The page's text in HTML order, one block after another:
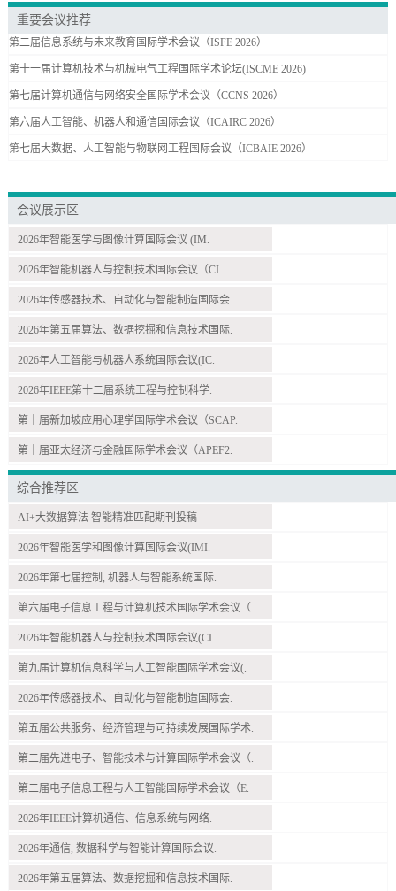
重要会议推荐
第二届信息系统与未来教育国际学术会议（ISFE 2026）
第十一届计算机技术与机械电气工程国际学术论坛(ISCME 2026)
第七届计算机通信与网络安全国际学术会议（CCNS 2026）
第六届人工智能、机器人和通信国际会议（ICAIRC 2026）
第七届大数据、人工智能与物联网工程国际会议（ICBAIE 2026）
会议展示区
2026年智能医学与图像计算国际会议 (IM.
2026年智能机器人与控制技术国际会议（CI.
2026年传感器技术、自动化与智能制造国际会.
2026年第五届算法、数据挖掘和信息技术国际.
2026年人工智能与机器人系统国际会议(IC.
2026年IEEE第十二届系统工程与控制科学.
第十届新加坡应用心理学国际学术会议（SCAP.
第十届亚太经济与金融国际学术会议（APEF2.
综合推荐区
AI+大数据算法 智能精准匹配期刊投稿
2026年智能医学和图像计算国际会议(IMI.
2026年第七届控制, 机器人与智能系统国际.
第六届电子信息工程与计算机技术国际学术会议（.
2026年智能机器人与控制技术国际会议(CI.
第九届计算机信息科学与人工智能国际学术会议(.
2026年传感器技术、自动化与智能制造国际会.
第五届公共服务、经济管理与可持续发展国际学术.
第二届先进电子、智能技术与计算国际学术会议（.
第二届电子信息工程与人工智能国际学术会议（E.
2026年IEEE计算机通信、信息系统与网络.
2026年通信, 数据科学与智能计算国际会议.
2026年第五届算法、数据挖掘和信息技术国际.